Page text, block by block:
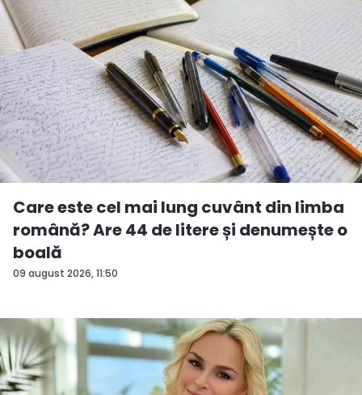
09 august 2026, 11:50
Care este cel mai lung cuvânt din limba
română? Are 44 de litere și denumește o
boală